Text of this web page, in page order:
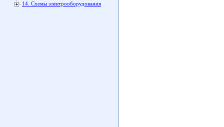
14. Схемы электрооборудования